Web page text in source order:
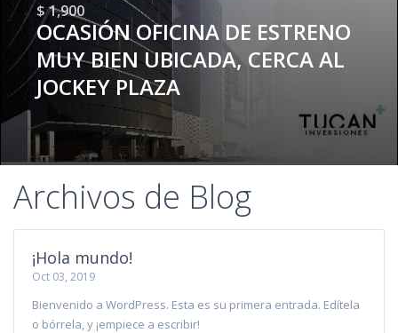
$ 1,900
OCASIÓN OFICINA DE ESTRENO
MUY BIEN UBICADA, CERCA AL
JOCKEY PLAZA
Archivos de Blog
¡Hola mundo!
Oct 03, 2019
Bienvenido a WordPress. Esta es su primera entrada. Edítela
o bórrela, y ¡empiece a escribir!